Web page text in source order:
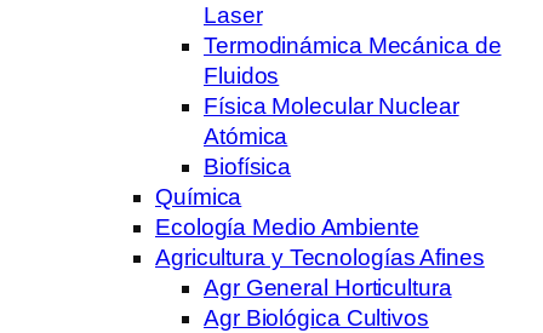
Laser
Termodinámica Mecánica de
Fluidos
Física Molecular Nuclear
Atómica
Biofísica
Química
Ecología Medio Ambiente
Agricultura y Tecnologías Afines
Agr General Horticultura
Agr Biológica Cultivos